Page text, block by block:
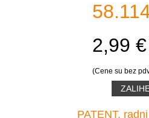
2,99 €
(Cene su bez
PATENT,